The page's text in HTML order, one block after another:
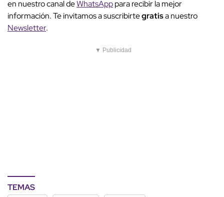
en nuestro canal deWhatsApppara recibir la mejor
información. Te invitamos a suscribirtegratisa nuestro
Newsletter.
▼ Publicidad
TEMAS